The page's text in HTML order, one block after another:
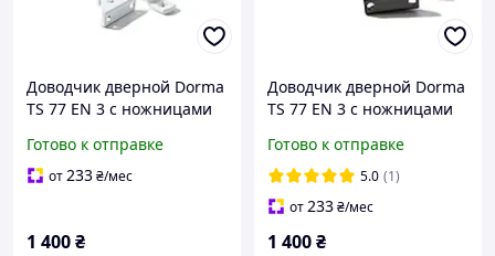
Доводчик дверной Dorma
TS 77 EN 3 c ножницами
Готово к отправке
от233₴/мес
1 400₴
Доводчик дверной Dorma
TS 77 EN 3 с ножницами
Готово к отправке
5.0 (1)
от233₴/мес
1 400₴